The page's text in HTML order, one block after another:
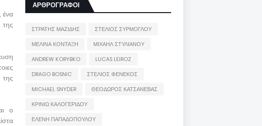
ένα
της
της
ο
ΑΡΘΡΟΓΡΑΦΟΙ
ΣΤΡΑΤΗΣ ΜΑΖΙΔΗΣ
ΣΤΕΛΙΟΣ ΣΥΡΜΟΓΛΟΥ
ΜΕΛΙΝΑ ΚΟΝΤΑΞΗ
ΜΙΧΑΗΛ ΣΤΥΛΙΑΝΟΥ
ANDREW KORYBKO
LUCAS LEIROZ
DRAGO BOSNIC
ΣΤΕΛΙΟΣ ΦΕΝΕΚΟΣ
MICHAEL SNYDER
ΘΕΟΔΩΡΟΣ ΚΑΤΣΑΝΕΒΑΣ
ΚΡΙΝΙΩ ΚΑΛΟΓΕΡΙΔΟΥ
ΕΛΕΝΗ ΠΑΠΑΔΟΠΟΥΛΟΥ